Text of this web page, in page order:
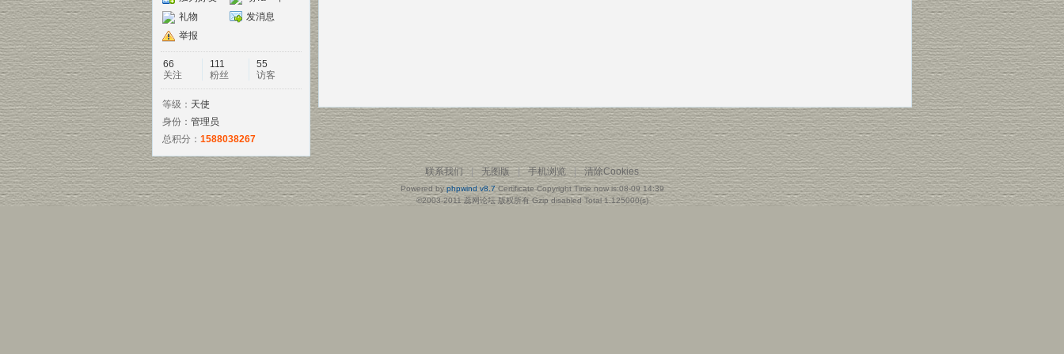
礼物
发消息
举报
66
关注
111
粉丝
55
访客
等级： 天使
身份： 管理员
总积分： 1588038267
联系我们 | 无图版 | 手机浏览 | 清除Cookies
Powered by phpwind v8.7 CertificateCopyright Time now is:08-09 14:39
©2003-2011蕊网论坛版权所有 Gzip disabled Total 1.125000(s)